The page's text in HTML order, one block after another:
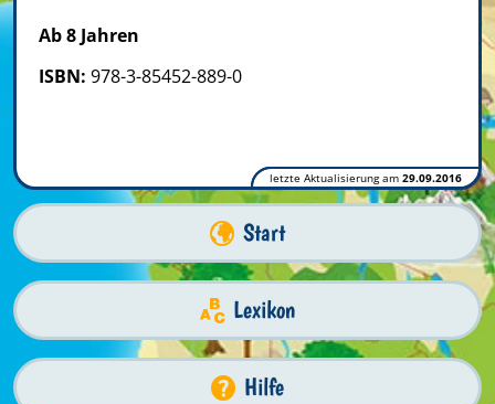
Ab 8 Jahren
ISBN: 978-3-85452-889-0
letzte Aktualisierung am 29.09.2016
Start
Lexikon
Hilfe